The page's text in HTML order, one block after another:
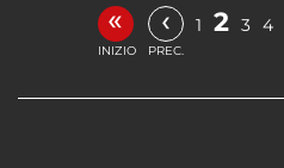
«
INIZIO
‹
PREC.
1 2 3 4